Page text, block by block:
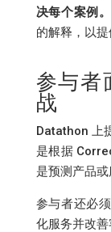
决每个案例。
的解释，以提
参与者
战
Datathon 上
是根据
是预测产品或
参与者还必
化服务并改善